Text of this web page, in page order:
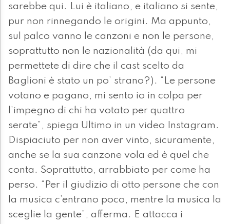
sarebbe qui. Lui è italiano, e italiano si sente,
pur non rinnegando le origini. Ma appunto,
sul palco vanno le canzoni e non le persone,
soprattutto non le nazionalità (da qui, mi
permettete di dire che il cast scelto da
Baglioni è stato un po’ strano?). “Le persone
votano e pagano, mi sento io in colpa per
l’impegno di chi ha votato per quattro
serate”, spiega Ultimo in un video Instagram.
Dispiaciuto per non aver vinto, sicuramente,
anche se la sua canzone vola ed è quel che
conta. Soprattutto, arrabbiato per come ha
perso. “Per il giudizio di otto persone che con
la musica c’entrano poco, mentre la musica la
sceglie la gente”, afferma. E attacca i